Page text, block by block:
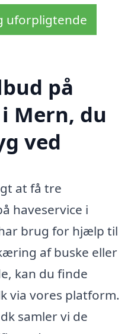
uforpligtende
på
Mern, du
ved
at få tre
haveservice i
brug for hjælp til
af buske eller
kan du finde
via vores platform.
samler vi de